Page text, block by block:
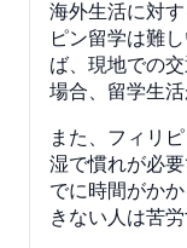
海外生活に対
ピン留学は難
ば、現地での
場合、留学生
また、フィリ
湿で慣れが必
でに時間がか
きない人は苦